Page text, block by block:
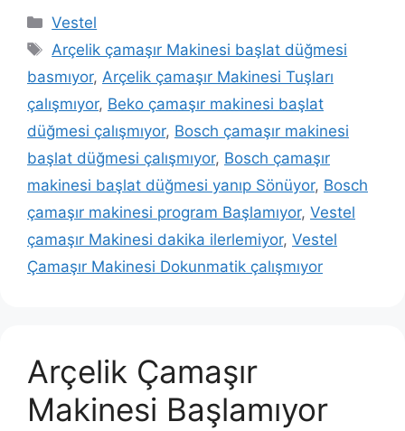
Kategoriler
Vestel
Etiketler
Arçelik çamaşır Makinesi başlat düğmesi
basmıyor, Arçelik çamaşır Makinesi Tuşları
çalışmıyor, Beko çamaşır makinesi başlat
düğmesi çalışmıyor, Bosch çamaşır makinesi
başlat düğmesi çalışmıyor, Bosch çamaşır
makinesi başlat düğmesi yanıp Sönüyor, Bosch
çamaşır makinesi program Başlamıyor, Vestel
çamaşır Makinesi dakika ilerlemiyor, Vestel
Çamaşır Makinesi Dokunmatik çalışmıyor
Arçelik Çamaşır
Makinesi Başlamıyor